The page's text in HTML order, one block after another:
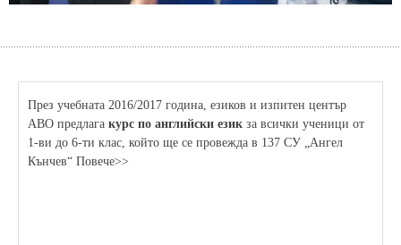
През учебната 2016/2017 година, езиков и изпитен център
АВО предлага курс по английски език за всички ученици от
1-ви до 6-ти клас, който ще се провежда в 137 СУ „Ангел
Кънчев“ Повече>>